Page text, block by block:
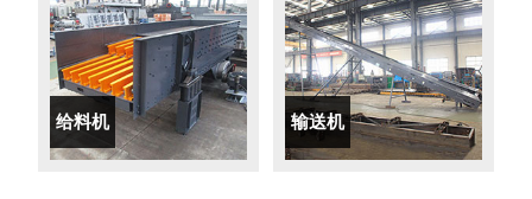
给料机 输送机